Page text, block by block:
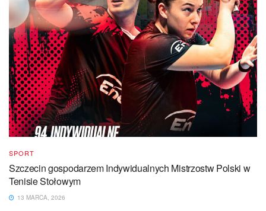
SPORT
Szczecin gospodarzem Indywidualnych Mistrzostw Polski w
Tenisie Stołowym
13 MARCA, 2026